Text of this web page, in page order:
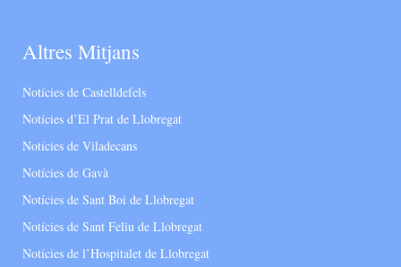
Altres Mitjans
Notícies de Castelldefels
Notícies d’El Prat de Llobregat
Notícies de Viladecans
Notícies de Gavà
Notícies de Sant Boi de Llobregat
Notícies de Sant Feliu de Llobregat
Notícies de l’Hospitalet de Llobregat